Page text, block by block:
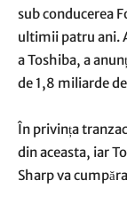
sub conducerea
ultimii patru ani.
a Toshiba, a
de 1,8 miliarde
În privința
din aceasta, iar
Sharp va